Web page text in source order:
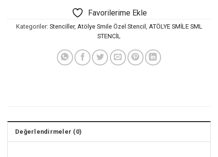
Favorilerime Ekle
Kategoriler: Stenciller, Atölye Smile Özel Stencil ATÖLYE SMİLE SML
STENCİL
Değerlendirmeler (0)